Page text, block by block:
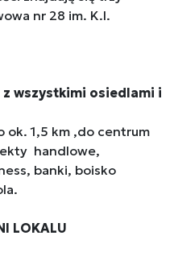
nr 28 im. K.I.
wszystkimi osiedlami i
ok. 1,5 km ,do centrum
handlowe,
banki, boisko
LOKALU